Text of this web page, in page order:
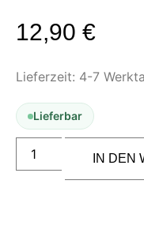
Pinsel & Stifte
Radierer &
Plotter & Zubehör
Modellbau-
12,90 €
Lieferzeit: 4-7
Lieferbar
Createx
Illustration
5066
IN DEN